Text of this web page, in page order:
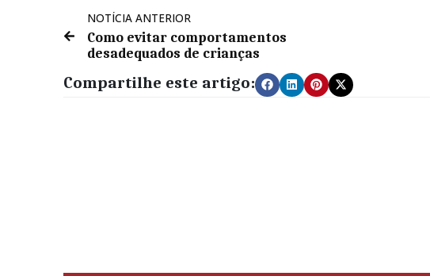
NOTÍCIA ANTERIOR
Como evitar comportamentos
desadequados de crianças
Compartilhe este artigo: